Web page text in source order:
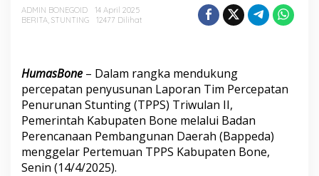
e
a
r
P
e
r
ADMIN BONEGOID
14 April 2025
BERITA, STUNTING 12477 Dilihat
HumasBone – Dalam rangka mendukung
percepatan penyusunan Laporan Tim Percepatan
Penurunan Stunting (TPPS) Triwulan II,
Pemerintah Kabupaten Bone melalui Badan
Perencanaan Pembangunan Daerah (Bappeda)
menggelar Pertemuan TPPS Kabupaten Bone,
Senin (14/4/2025).